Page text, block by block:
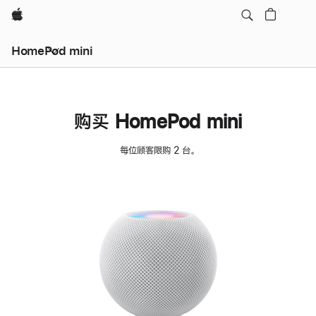
Apple
HomePod mini
购买 HomePod mini
每位顾客限购 2 台。